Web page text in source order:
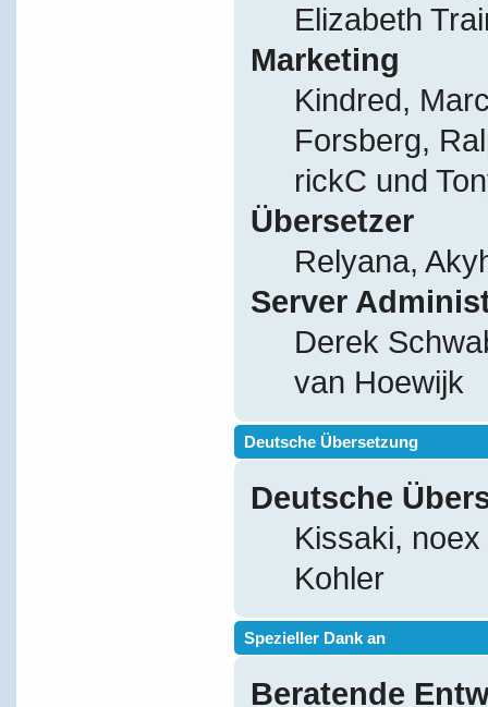
Elizabeth
Marketing
Kindred,
Forsberg,
rickC und
Übersetzer
Relyana,
Server
Derek
van Hoewijk
Deutsche Übersetzung
Deutsche
Kissaki,
Kohler
Spezieller Dank an
Beratende